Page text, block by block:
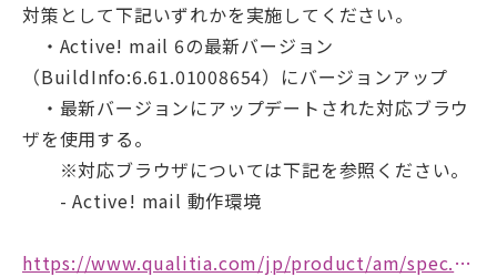
対策として下記いずれかを実施してください。
・Active! mail 6の最新バージョン
（BuildInfo:6.61.01008654）にバージョンアップ
・最新バージョンにアップデートされた対応ブラウ
ザを使用する。
※対応ブラウザについては下記を参照ください。
- Active! mail 動作環境
https://www.qualitia.com/jp/product/am/spec.html